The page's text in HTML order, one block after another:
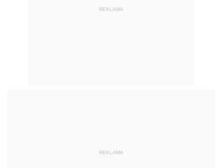
REKLAMA
REKLAMA